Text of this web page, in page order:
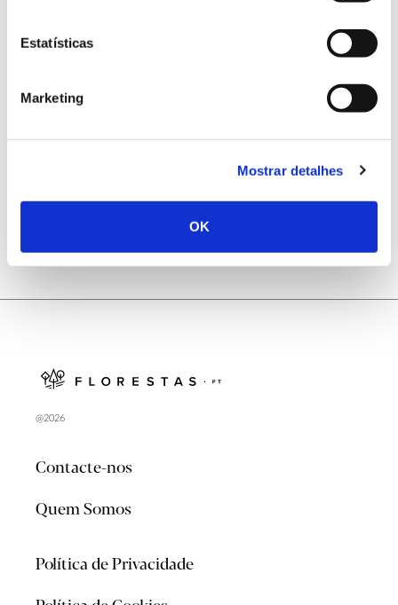
Estatísticas
Marketing
Mostrar detalhes
OK
25.06.2026
Natureza e florestas procuram jovens voluntários
@2026
Contacte-nos
Quem Somos
Política de Privacidade